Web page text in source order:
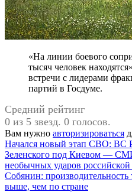
«На линии боевого соприкосновения свыше 700
тысяч человек
встречи с лидерами
партий в Госдуме.
Средний рейтинг
0 из 5 звезд. 0 голосов.
Вам нужно авторизироваться
Навигация
по
записям
Начался новый этап СВО: ВС
Зеленского под Киевом —
необычных ударов
Собянин: производительность
выше, чем по стране